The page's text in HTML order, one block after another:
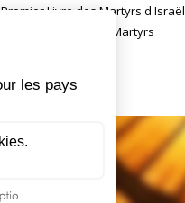
Premier Livre des Martyrs d'Israël
Deuxième Livre des Martyrs
Livre des Proverbes